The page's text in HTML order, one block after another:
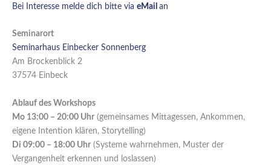
Bei Interesse melde dich bitte via eMail an
Seminarort
Seminarhaus Einbecker Sonnenberg
Am Brockenblick 2
37574 Einbeck
Ablauf des Workshops
Mo 13:00 – 20:00 Uhr (gemeinsames Mittagessen, Ankommen,
eigene Intention klären, Storytelling)
Di 09:00 – 18:00 Uhr (Systeme wahrnehmen, Muster der
Vergangenheit erkennen und loslassen)